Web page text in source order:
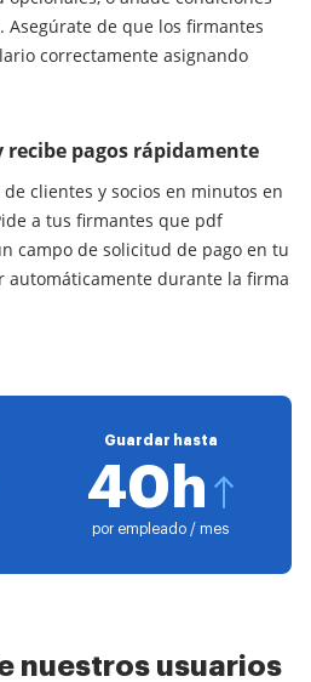
Asegúrate de que los firmantes
correctamente asignando
recibe pagos rápidamente
de clientes y socios en minutos en
a tus firmantes que pdf
campo de solicitud de pago en tu
automáticamente durante la firma
Guardar hasta
40h
por empleado / mes
nuestros usuarios